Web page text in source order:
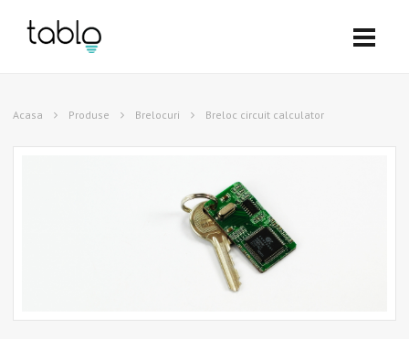
Acasa Produse Brelocuri Breloc circuit calculator